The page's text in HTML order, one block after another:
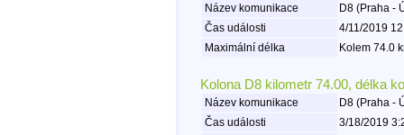
Název komunikace
D8 (Praha -
Čas události
4/11/2019
Maximální délka
Kolem 74.0
Kolona D8 kilometr 74.00, délka
Název komunikace
D8 (Praha -
Čas události
3/18/2019